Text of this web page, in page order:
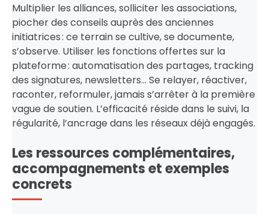
Multiplier les alliances, solliciter les associations,
piocher des conseils auprès des anciennes
initiatrices : ce terrain se cultive, se documente,
s’observe. Utiliser les fonctions offertes sur la
plateforme : automatisation des partages, tracking
des signatures, newsletters… Se relayer, réactiver,
raconter, reformuler, jamais s’arrêter à la première
vague de soutien. L’efficacité réside dans le suivi, la
régularité, l’ancrage dans les réseaux déjà engagés.
Les ressources complémentaires,
accompagnements et exemples
concrets